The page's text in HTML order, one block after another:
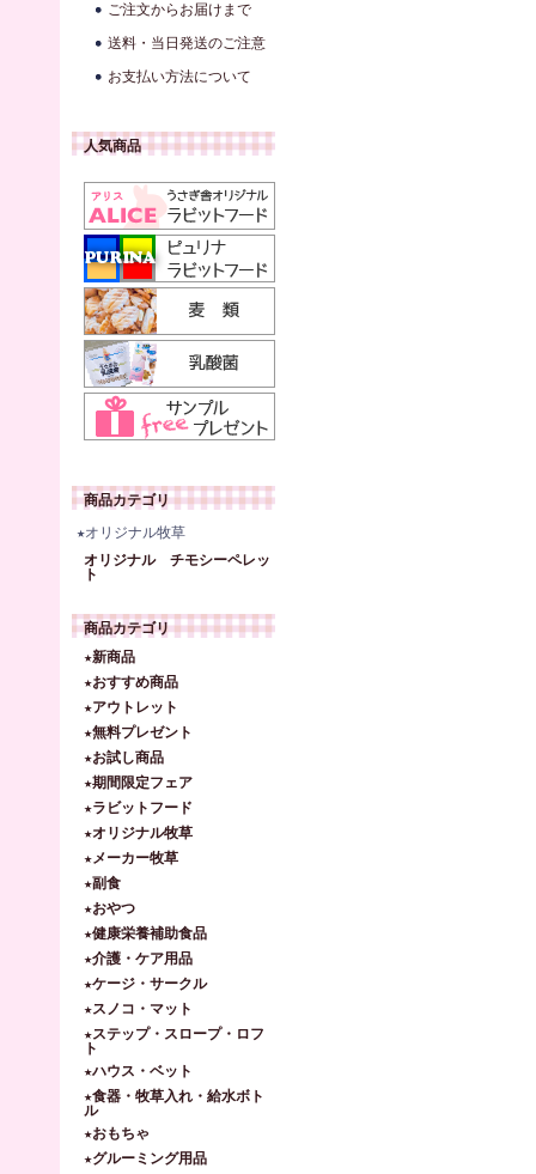
ご注文からお届けまで
送料・当日発送のご注意
お支払い方法について
人気商品
商品カテゴリ
★オリジナル牧草
オリジナル チモシーペレッ
ト
商品カテゴリ
★新商品
★おすすめ商品
★アウトレット
★無料プレゼント
★お試し商品
★期間限定フェア
★ラビットフード
★オリジナル牧草
★メーカー牧草
★副食
★おやつ
★健康栄養補助食品
★介護・ケア用品
★ケージ・サークル
★スノコ・マット
★ステップ・スロープ・ロフ
ト
★ハウス・ベット
★食器・牧草入れ・給水ボト
ル
★おもちゃ
★グルーミング用品